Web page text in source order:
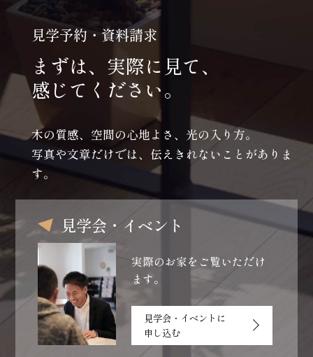
見学予約・資料請求
まずは、実際に見て、
感じてください。
木の質感、空間の心地よさ、光の入り方。
写真や文章だけでは、伝えきれないことがありま
す。
見学会・イベント
実際のお家をご覧いただけ
ます。
見学会・イベントに
申し込む